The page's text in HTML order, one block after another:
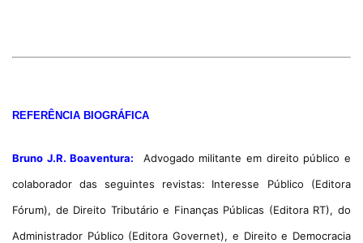
REFERÊNCIA BIOGRÁFICA
Bruno J.R. Boaventura:
Advogado militante em direito público e
colaborador das seguintes revistas: Interesse
Público (Editora
Fórum), de Direito Tributário e Finanças Públicas (Editora RT), do
Administrador Público (Editora Governet), e Direito e Democracia